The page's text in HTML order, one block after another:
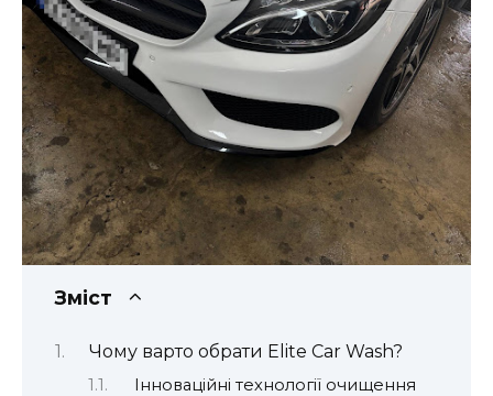
Зміст
Чому варто обрати Elite Car Wash?
Інноваційні технології очищення